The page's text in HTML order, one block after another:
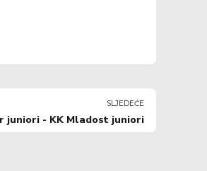
SLJEDEĆE
KK Maksimir juniori - KK Mladost juniori